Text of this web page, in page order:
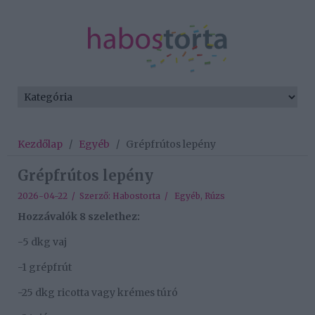
Kezdőlap / Egyéb / Grépfrútos lepény
Grépfrútos lepény
2026-04-22 / Szerző: Habostorta / Egyéb, Rúzs
Hozzávalók 8 szelethez:
-5 dkg vaj
-1 grépfrút
-25 dkg ricotta vagy krémes túró